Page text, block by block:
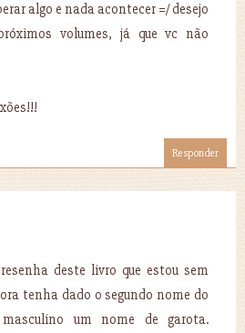
algo e nada acontecer =/ desejo
volumes, já que vc não
Responder
deste livro que estou sem
tenha dado o segundo nome do
masculino um nome de garota.